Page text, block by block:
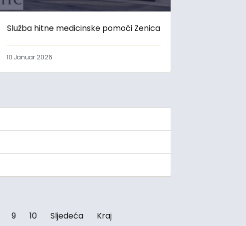
Služba hitne medicinske pomoći Zenica
10 Januar 2026
9 10 Sljedeća Kraj